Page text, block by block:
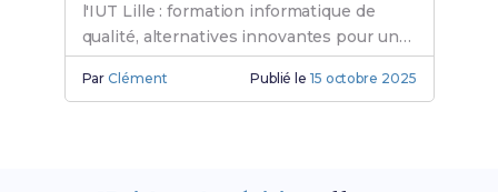
l'IUT Lille : formation informatique de
qualité, alternatives innovantes pour un
BUT informatique Lille. Rejoins l'IUT
informatique dès aujourd'hui.
ParClément Publié le 15 octobre 2025